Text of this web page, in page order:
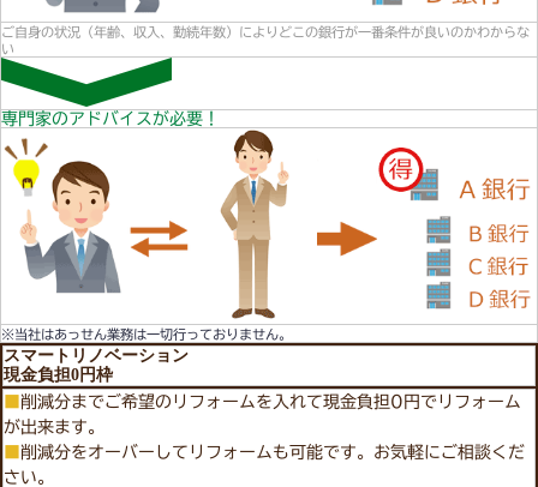
ご自身の状況（年齢、収入、勤続年数）によりどこの銀行が一番条件が良いのかわからな
い
専門家のアドバイスが必要！
※当社はあっせん業務は一切行っておりません。
スマートリノベーション
現金負担0円枠
削減分までご希望のリフォームを入れて現金負担0円でリフォーム
が出来ます。
削減分をオーバーしてリフォームも可能です。お気軽にご相談くだ
さい。